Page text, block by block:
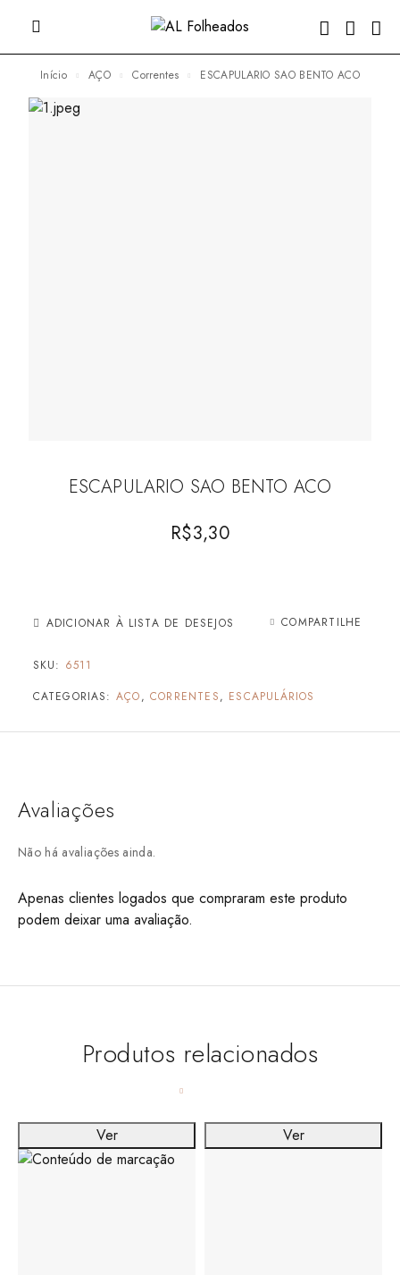
Início AÇO Correntes ESCAPULARIO SAO BENTO ACO
ESCAPULARIO SAO BENTO ACO
R$3,30
ADICIONAR À LISTA DE DESEJOS COMPARTILHE
SKU: 6511
CATEGORIAS: AÇO, CORRENTES, ESCAPULÁRIOS
Avaliações
Não há avaliações ainda.
Apenas clientes logados que compraram este produto
podem deixar uma avaliação.
Produtos relacionados
Ver Ver